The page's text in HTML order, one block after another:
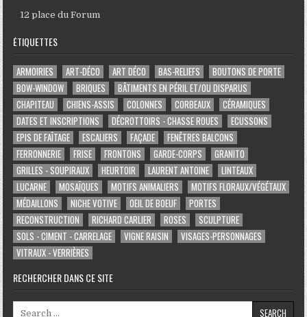
12 place du Forum
ÉTIQUETTES
ARMOIRIES ART-DÉCO ART DÉCO BAS-RELIEFS
BOUTONS DE PORTE
BOW-WINDOW
BRIQUES
BÂTIMENTS EN PÉRIL ET/OU DISPARUS
CHAPITEAU
CHIENS-ASSIS COLONNES CORBEAUX
CÉRAMIQUES
DATES ET INSCRIPTIONS
DÉCROTTOIRS - CHASSE ROUES
ECUSSONS
EPIS DE FAÎTAGE
ESCALIERS FAÇADE
FENÊTRES BALCONS
FERRONNERIE
FRISE FRONTONS GARDE-CORPS
GRANITO
GRILLES - SOUPIRAUX
HEURTOIR LAURENT ANTOINE
LINTEAUX
LUCARNE
MOSAÏQUES MOTIFS ANIMALIERS
MOTIFS FLORAUX/VÉGÉTAUX
MÉDAILLONS
NICHE VOTIVE OEIL DE BOEUF
PORTES
RECONSTRUCTION
RICHARD CARLIER ROSES
SCULPTURE
SOLS - CIMENT - CARRELAGE
VIGNE RAISIN
VISAGES-PERSONNAGES
VITRAUX - VERRIÈRES
RECHERCHER DANS CE SITE